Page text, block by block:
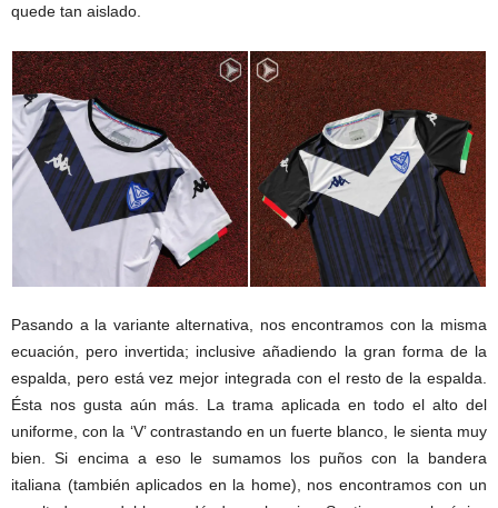
quede tan aislado.
Pasando a la variante alternativa, nos encontramos con la misma
ecuación, pero invertida; inclusive añadiendo la gran forma de la
espalda, pero está vez mejor integrada con el resto de la espalda.
Ésta nos gusta aún más. La trama aplicada en todo el alto del
uniforme, con la ‘V’ contrastando en un fuerte blanco, le sienta muy
bien. Si encima a eso le sumamos los puños con la bandera
italiana (también aplicados en la home), nos encontramos con un